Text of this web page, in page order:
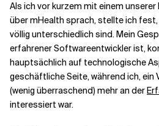
Als ich vor kurzem mit einem
über mHealth sprach, stellte ich
völlig unterschiedlich sind. Mein
erfahrener Softwareentwickler ist,
hauptsächlich auf technologische
geschäftliche Seite, während ich, ein
(wenig überraschend) mehr an der
interessiert war.